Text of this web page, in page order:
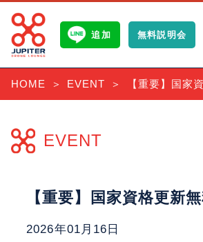
追加 無料説明会
ホーム
料金体系
会社概要
HOME EVENT 【重要】国家
EVENT
【重要】国家資格更新
2026年01月16日